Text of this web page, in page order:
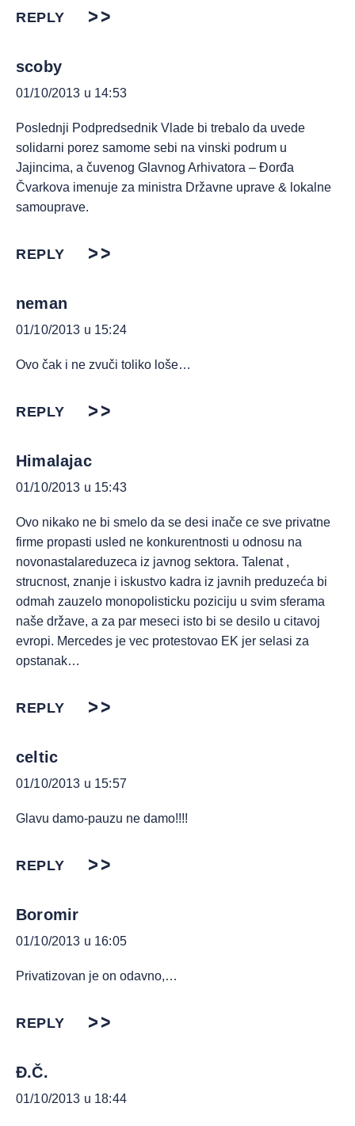
REPLY
scoby
01/10/2013 u 14:53
Poslednji Podpredsednik Vlade bi trebalo da uvede
solidarni porez samome sebi na vinski podrum u
Jajincima, a čuvenog Glavnog Arhivatora – Đorđa
Čvarkova imenuje za ministra Državne uprave & lokalne
samouprave.
REPLY
neman
01/10/2013 u 15:24
Ovo čak i ne zvuči toliko loše…
REPLY
Himalajac
01/10/2013 u 15:43
Ovo nikako ne bi smelo da se desi inače ce sve privatne
firme propasti usled ne konkurentnosti u odnosu na
novonastalareduzeca iz javnog sektora. Talenat ,
strucnost, znanje i iskustvo kadra iz javnih preduzeća bi
odmah zauzelo monopolisticku poziciju u svim sferama
naše države, a za par meseci isto bi se desilo u citavoj
evropi. Mercedes je vec protestovao EK jer selasi za
opstanak…
REPLY
celtic
01/10/2013 u 15:57
Glavu damo-pauzu ne damo!!!!
REPLY
Boromir
01/10/2013 u 16:05
Privatizovan je on odavno,…
REPLY
Đ.Č.
01/10/2013 u 18:44